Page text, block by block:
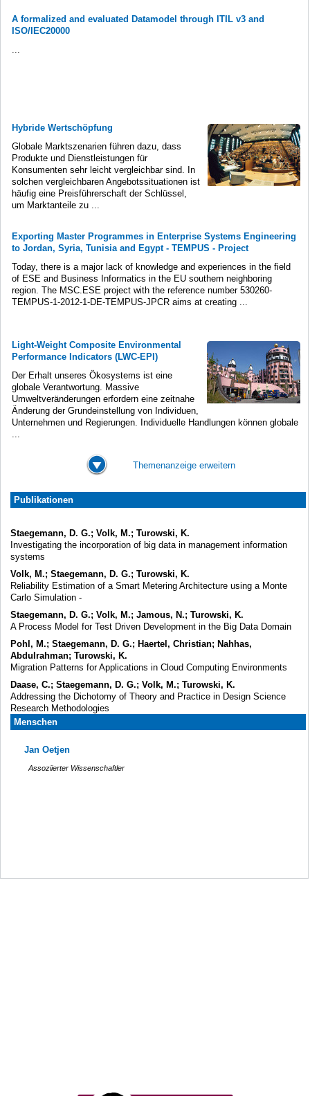
A formalized and evaluated Datamodel through ITIL v3 and
ISO/IEC20000
Hybride Wertschöpfung
Globale Marktszenarien führen dazu, dass
Produkte und Dienstleistungen für
Konsumenten sehr leicht vergleichbar sind. In
solchen vergleichbaren Angebotssituationen ist
häufig eine Preisführerschaft der Schlüssel,
um Marktanteile zu ...
Exporting Master Programmes in Enterprise Systems Engineering
to Jordan, Syria, Tunisia and Egypt - TEMPUS - Project
Today, there is a major lack of knowledge and experiences in the field
of ESE and Business Informatics in the EU southern neighboring
region. The MSC.ESE project with the reference number 530260-
TEMPUS-1-2012-1-DE-TEMPUS-JPCR aims at creating ...
Light-Weight Composite Environmental
Performance Indicators (LWC-EPI)
Der Erhalt unseres Ökosystems ist eine
globale Verantwortung. Massive
Umweltveränderungen erfordern eine zeitnahe
Änderung der Grundeinstellung von Individuen,
Unternehmen und Regierungen. Individuelle Handlungen können globale
Themenanzeige erweitern
Publikationen
Staegemann, D. G.; Volk, M.; Turowski, K.
Investigating the incorporation of big data in management information
systems
Volk, M.; Staegemann, D. G.; Turowski, K.
Reliability Estimation of a Smart Metering Architecture using a Monte
Carlo Simulation -
Staegemann, D. G.; Volk, M.; Jamous, N.; Turowski, K.
A Process Model for Test Driven Development in the Big Data Domain
Pohl, M.; Staegemann, D. G.; Haertel, Christian; Nahhas,
Abdulrahman; Turowski, K.
Migration Patterns for Applications in Cloud Computing Environments
Daase, C.; Staegemann, D. G.; Volk, M.; Turowski, K.
Addressing the Dichotomy of Theory and Practice in Design Science
Research Methodologies
Menschen
Jan Oetjen
Assoziierter Wissenschaftler